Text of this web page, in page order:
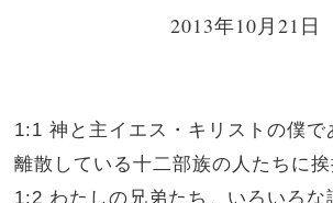
2013年10月21日
1:1 神と主イエス・キリストの僕で
離散している十二部族の人たちに挨
1:2 わたしの兄弟たち、いろいろな